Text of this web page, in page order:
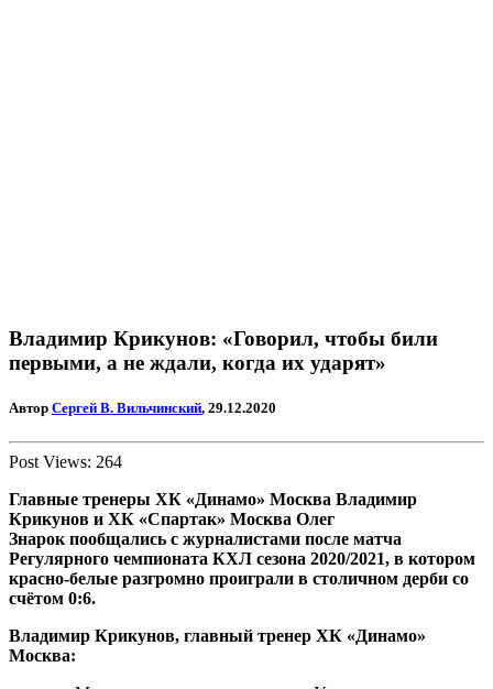
Владимир Крикунов: «Говорил, чтобы били
первыми, а не ждали, когда их ударят»
Автор Сергей В. Вильчинский, 29.12.2020
Post Views: 264
Главные тренеры ХК «Динамо» Москва Владимир
Крикунов и ХК «Спартак» Москва Олег
Знарок пообщались с журналистами после матча
Регулярного чемпионата КХЛ сезона 2020/2021, в котором
красно-белые разгромно проиграли в столичном дерби со
счётом 0:6.
Владимир Крикунов, главный тренер ХК «Динамо»
Москва: